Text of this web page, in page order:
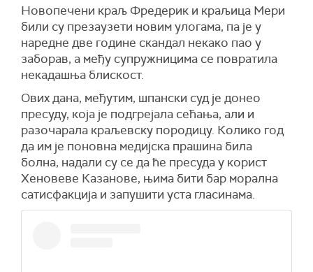
Новопечени краљ Фредерик и краљица Мери
били су презаузети новим улогама, па је у
наредне две године скандал некако пао у
заборав, а међу супружницима се повратила
некадашња блискост.
Ових дана, међутим, шпански суд је донео
пресуду, која је подгрејала сећања, али и
разочарала краљевску породицу. Колико год
да им је поновна медијска прашина била
болна, надали су се да ће пресуда у корист
Хеновеве Казанове, њима бити бар морална
сатисфакција и запушити уста гласинама.